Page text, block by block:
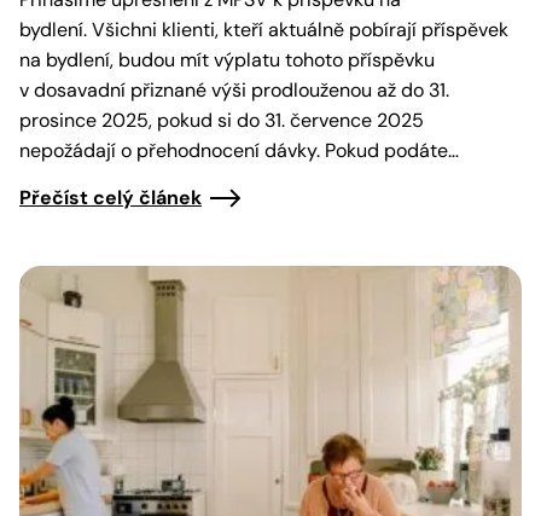
bydlení. Všichni klienti, kteří aktuálně pobírají příspěvek
na bydlení, budou mít výplatu tohoto příspěvku
v dosavadní přiznané výši prodlouženou až do 31.
prosince 2025, pokud si do 31. července 2025
nepožádají o přehodnocení dávky. Pokud podáte…
Přečíst celý článek